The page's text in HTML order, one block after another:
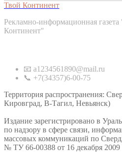
Твой Континент
Рекламно-информационная газета
Континент"
📧 a1234561890@mail.ru
📞 +7(34357)6-00-75
Территория распространения:
Кировград, В-Тагил, Невьянск)
Издание зарегистрировано в
по надзору в сфере связи,
массовых коммуникаций по
№ ТУ 66-00388 от 16 декабря 2009